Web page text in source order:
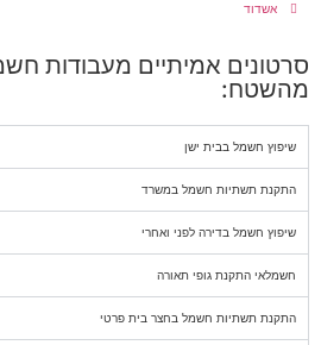
אשדוד
סרטונים אמיתיים מעבודות
מהשטח:
שיפוץ חשמל בבית ישן
התקנת תשתיות חשמל במשרד
שיפוץ חשמל בדירה לפני ואחרי
חשמלאי התקנת גופי תאורה
התקנת תשתיות חשמל בחצר בית פרטי